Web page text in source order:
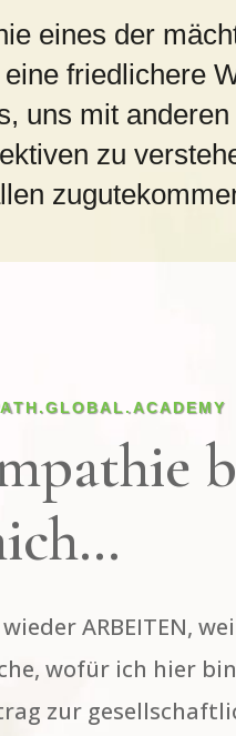
eines der
friedlichere
uns mit
zu
ARBEITEN,
wofür ich hier
zur